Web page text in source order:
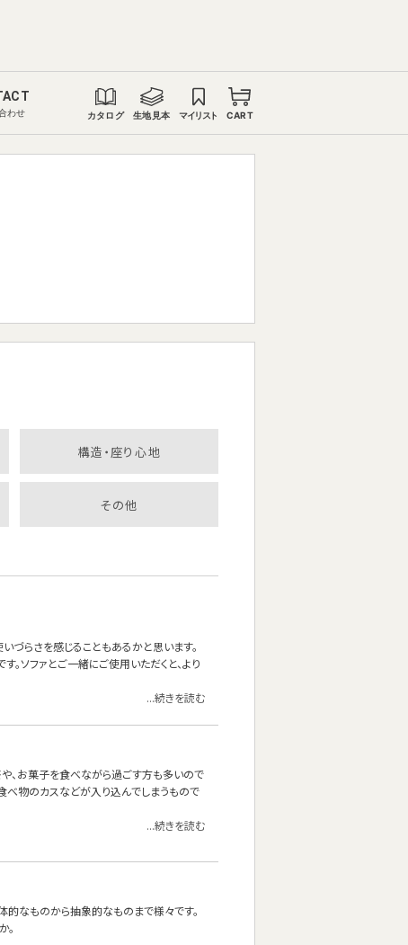
わせ カタログ 生地見本 マイリスト CART
構造・座り心地
その他
づらさを感じることもあるかと思います。
ソファとご一緒にご使用いただくと、より
...続きを読む
や、お菓子を食べながら過ごす方も多いので
べ物のカスなどが入り込んでしまうもので
...続きを読む
的なものから抽象的なものまで様々です。
。